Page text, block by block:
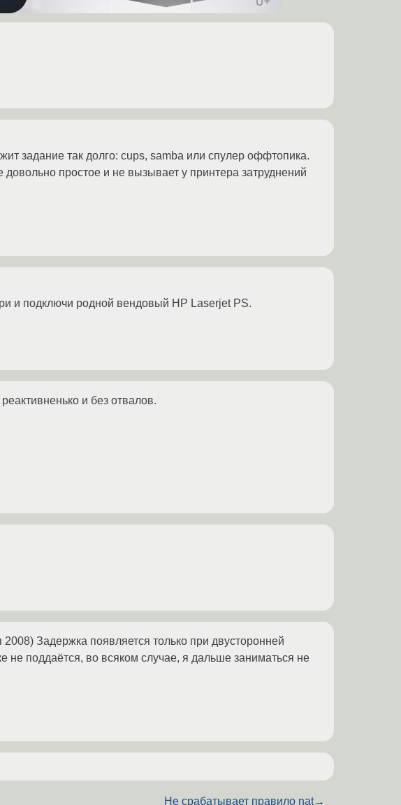
задание так долго: cups, samba или спулер оффтопика.
простое и не вызывает у принтера затруднений
и подключи родной вендовый HP Laserjet PS.
и без отвалов.
Задержка появляется только при двусторонней
не поддаётся, во всяком случае, я дальше заниматься не
Не срабатывает правило nat→